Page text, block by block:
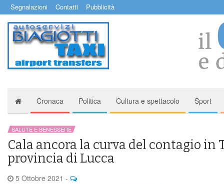
Segnalazioni Contatti Pubblicità
Cronaca Politica Cultura e spettacolo Sport
SALUTE E BENESSERE
Cala ancora la curva del contagio in
provincia di Lucca
5 Ottobre 2021 -